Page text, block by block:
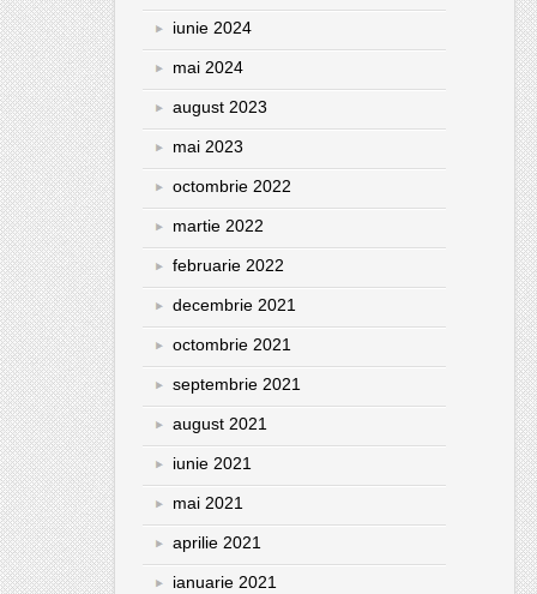
iunie 2024
mai 2024
august 2023
mai 2023
octombrie 2022
martie 2022
februarie 2022
decembrie 2021
octombrie 2021
septembrie 2021
august 2021
iunie 2021
mai 2021
aprilie 2021
ianuarie 2021